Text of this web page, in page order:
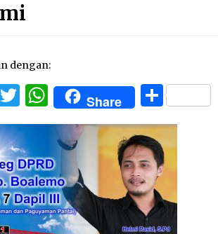
dengan:
Twitter
WhatsApp
Share Share